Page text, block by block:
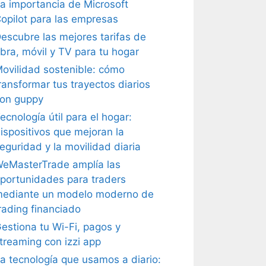
importancia de Microsoft
para las empresas
las mejores tarifas de
móvil y TV para tu hogar
sostenible: cómo
tus trayectos diarios
guppy
útil para el hogar:
que mejoran la
y la movilidad diaria
amplía las
para traders
un modelo moderno de
financiado
tu Wi-Fi, pagos y
con izzi app
tecnología que usamos a diario: